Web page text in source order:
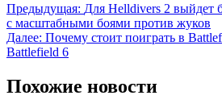
Предыдущая: Для Helldivers 2 выйдет
с масштабными боями против жуков
Далее: Почему стоит поиграть в
Battlefield 6
Похожие новости